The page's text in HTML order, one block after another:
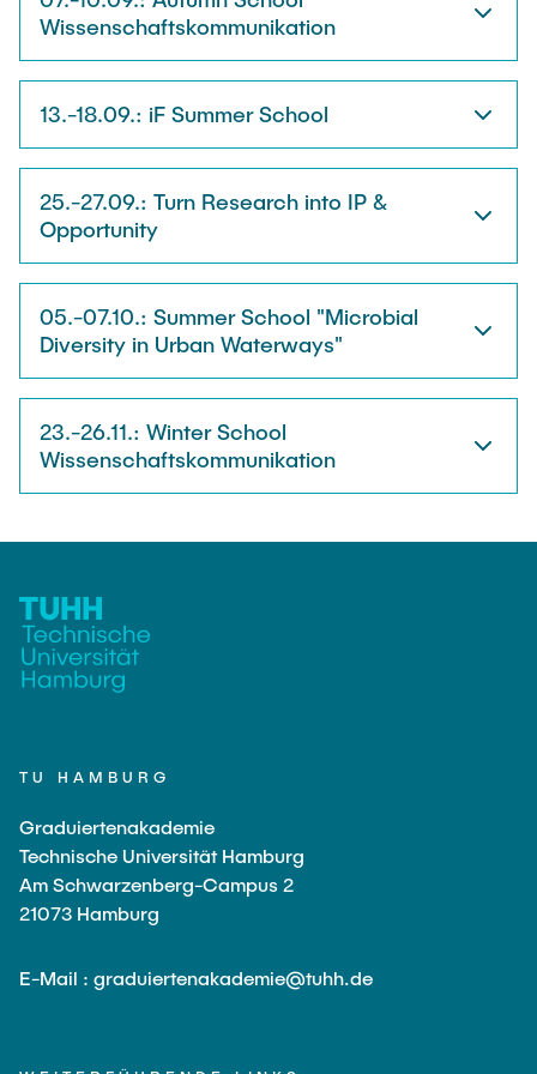
Wissenschaftskommunikation
13.-18.09.: iF Summer School
25.-27.09.: Turn Research into IP &
Opportunity
05.-07.10.: Summer School "Microbial
Diversity in Urban Waterways"
23.-26.11.: Winter School
Wissenschaftskommunikation
TU HAMBURG
Graduiertenakademie
Technische Universität Hamburg
Am Schwarzenberg-Campus 2
21073 Hamburg
E-Mail : graduiertenakademie@tuhh.de